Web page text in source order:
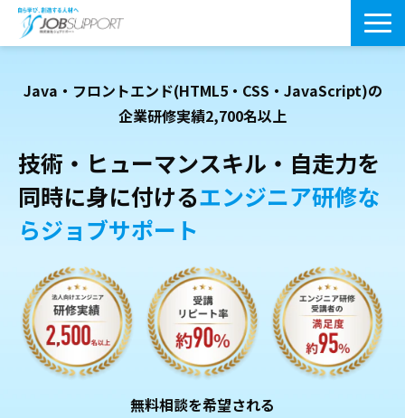
よくあるご質問
お役立ちブログ
会社案内・アクセス
Java・フロントエンド(HTML5・CSS・JavaScript)の
企業研修実績2,700名以上
技術・ヒューマンスキル・自走力を
同時に身に付けるエンジニア研修な
らジョブサポート
無料相談を希望される